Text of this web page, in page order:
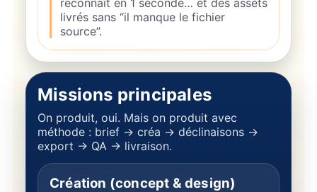
reconnaît en 1 seconde… et des assets
livrés sans “il manque le fichier
source”.
Missions principales
On produit, oui. Mais on produit avec
méthode : brief → créa → déclinaisons →
export → QA → livraison.
Création (concept & design)